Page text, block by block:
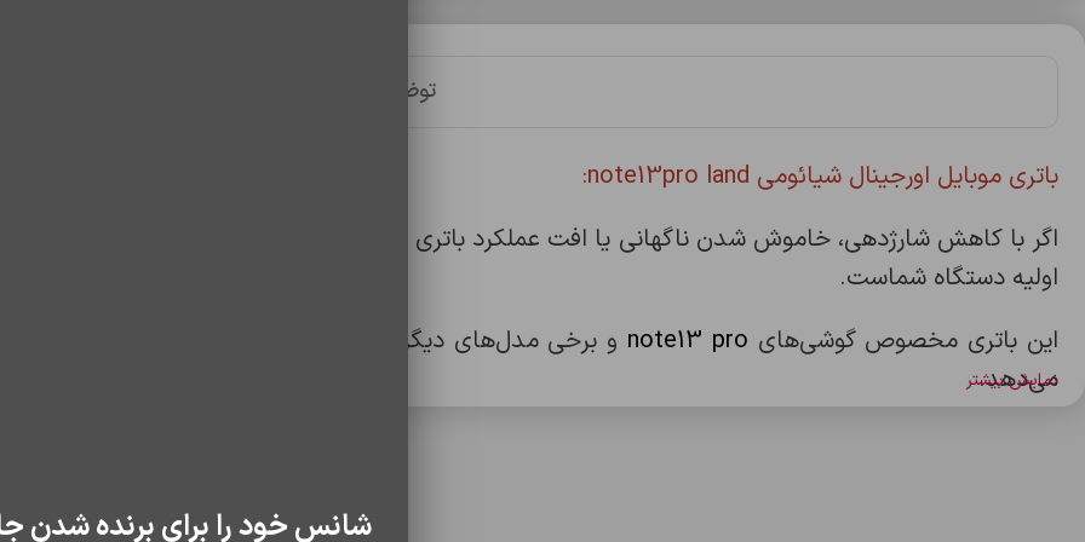
توضیحات
باتری موبایل اورجینال شیائومی note13pro land:
اولیه دستگاه شماست.
این باتری مخصوص گوشی‌های note13 pro و برخی مدل‌های دیگر طراحی شده و با کیفیت اورجینال یا
می‌دهد.
نمایش بیشتر
سایر محصولات
شانس خود را برای برنده شدن